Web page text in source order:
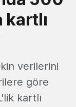
kartlı
verilerini
göre
kartlı